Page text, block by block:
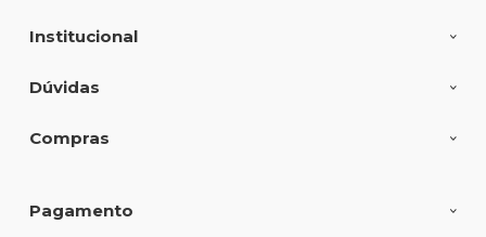
Institucional
Dúvidas
Compras
Pagamento